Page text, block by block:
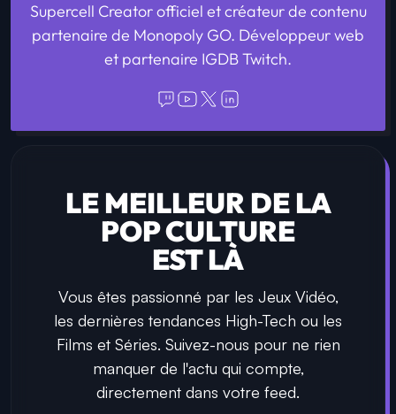
Supercell Creator officiel et créateur de contenu
partenaire de Monopoly GO. Développeur web
et partenaire IGDB Twitch.
LE MEILLEUR DE LA
POP CULTURE
EST LÀ
Vous êtes passionné par les Jeux Vidéo,
les dernières tendances High-Tech ou les
Films et Séries. Suivez-nous pour ne rien
manquer de l'actu qui compte,
directement dans votre feed.